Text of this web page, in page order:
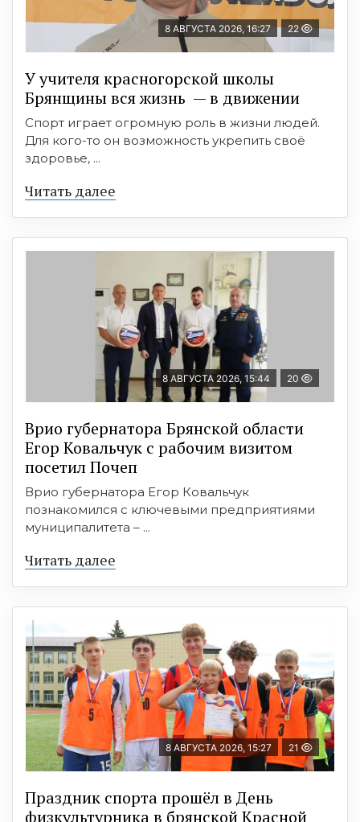
8 АВГУСТА 2026, 16:27 22
У учителя красногорской школы
Брянщины вся жизнь — в движении
Спорт играет огромную роль в жизни людей.
Для кого-то он возможность укрепить своё
здоровье, ...
Читать далее
8 АВГУСТА 2026, 15:44 20
Врио губернатора Брянской области
Егор Ковальчук с рабочим визитом
посетил Почеп
Врио губернатора Егор Ковальчук
познакомился с ключевыми предприятиями
муниципалитета – ...
Читать далее
8 АВГУСТА 2026, 15:27 21
Праздник спорта прошёл в День
физкультурника в брянской Красной